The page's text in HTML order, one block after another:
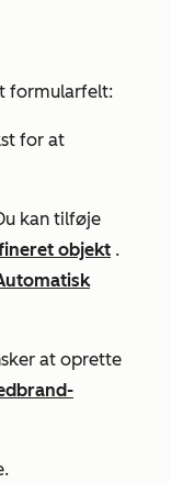
formularfelt:
for at
kan tilføje
objekt .
at oprette
brand-